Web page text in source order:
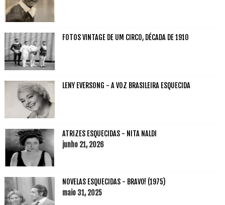
FOTOS VINTAGE DE UM CIRCO, DÉCADA DE 1910
LENY EVERSONG - A VOZ BRASILEIRA ESQUECIDA
ATRIZES ESQUECIDAS - NITA NALDI
junho 21, 2026
NOVELAS ESQUECIDAS - BRAVO! (1975)
maio 31, 2025